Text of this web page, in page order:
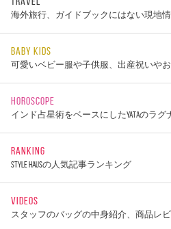
海外旅行、ガイドブックにはない現地
BABY KIDS
可愛いベビー服や子供服、出産祝いや
HOROSCOPE
インド占星術をベースにしたYATAのラグ
RANKING
STYLE HAUSの人気記事ランキング
VIDEOS
スタッフのバッグの中身紹介、商品レ